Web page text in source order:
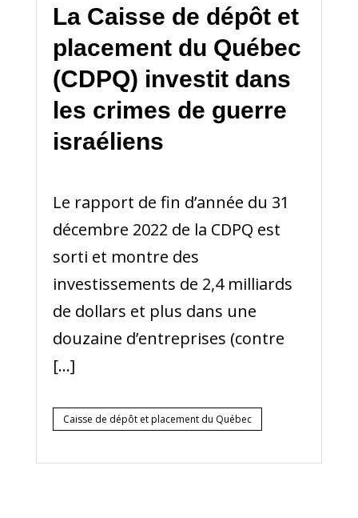
La Caisse de dépôt et
placement du Québec
(CDPQ) investit dans
les crimes de guerre
israéliens
Le rapport de fin d’année du 31
décembre 2022 de la CDPQ est
sorti et montre des
investissements de 2,4 milliards
de dollars et plus dans une
douzaine d’entreprises (contre
[…]
Caisse de dépôt et placement du Québec